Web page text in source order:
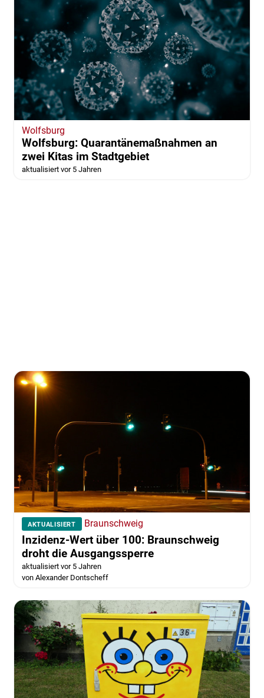
Wolfsburg
Wolfsburg: Quarantänemaßnahmen an
zwei Kitas im Stadtgebiet
aktualisiert vor 5 Jahren
AKTUALISIERT Braunschweig
Inzidenz-Wert über 100: Braunschweig
droht die Ausgangssperre
aktualisiert vor 5 Jahren
von Alexander Dontscheff